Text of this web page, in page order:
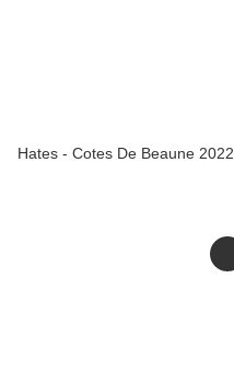
Hates - Cotes De Beaune 2022